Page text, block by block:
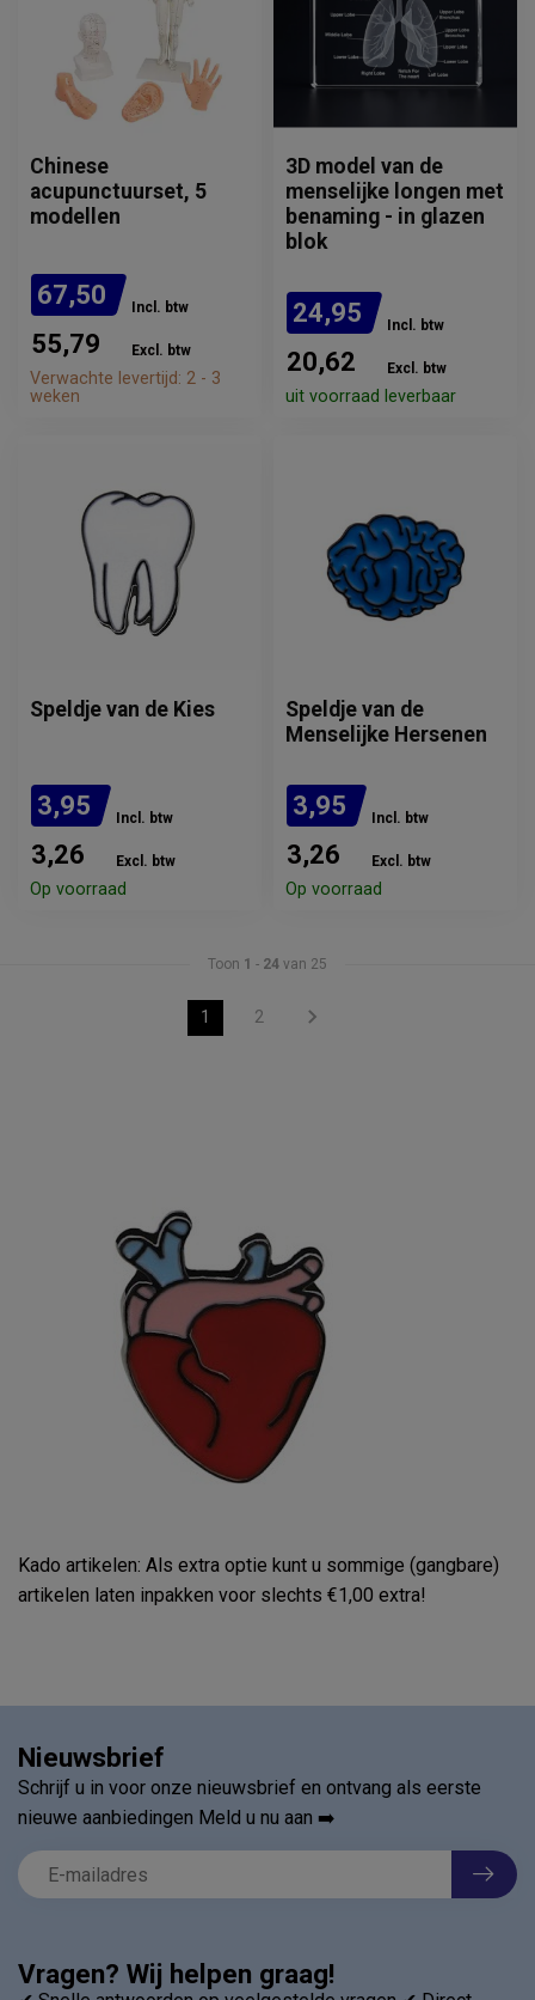
Chinese
acupunctuurset, 5
modellen
67,50 Incl. btw
55,79 Excl. btw
Verwachte levertijd: 2 - 3
weken
3D model van de
menselijke longen met
benaming - in glazen
blok
24,95 Incl. btw
20,62 Excl. btw
uit voorraad leverbaar
Speldje van de Kies
3,95 Incl. btw
3,26 Excl. btw
Op voorraad
Speldje van de
Menselijke Hersenen
3,95 Incl. btw
3,26 Excl. btw
Op voorraad
Toon 1 - 24 van 25
1 2
Kado artikelen: Als extra optie kunt u sommige (gangbare)
artikelen laten inpakken voor slechts €1,00 extra!
Vragen? Wij helpen graag!
Nieuwsbrief
Schrijf u in voor onze nieuwsbrief en ontvang als eerste
nieuwe aanbiedingen Meld u nu aan ➡️